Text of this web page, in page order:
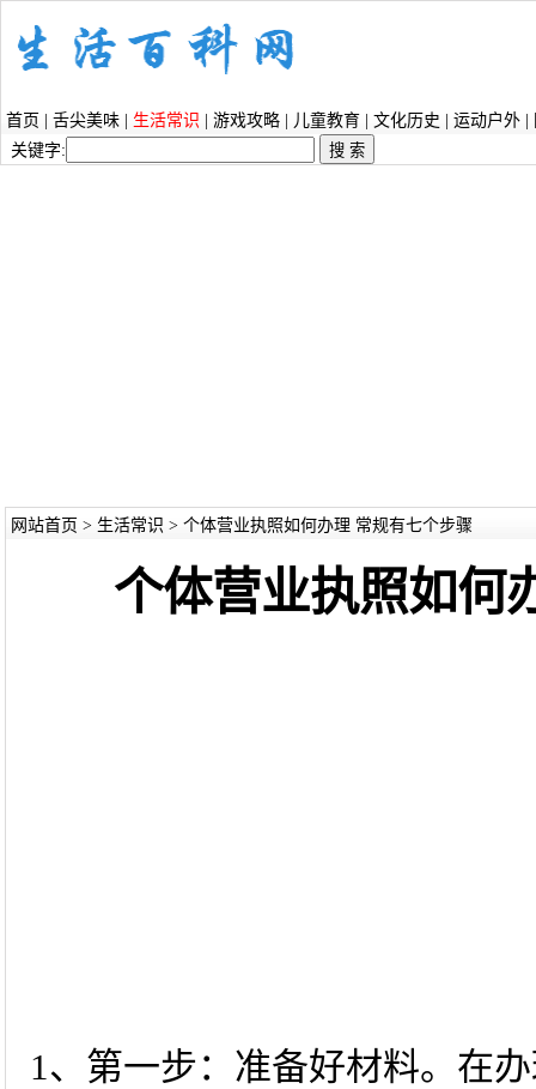
首页 舌尖美味 生活常识 游戏攻略 儿童教育 文化历史 运动户外
关键字:
网站首页 > 生活常识 > 个体营业执照如何办理 常规有七个步骤
个体营业执照如何
1、第一步：准备好材料。在